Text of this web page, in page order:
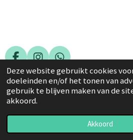
Deze website gebruikt cookies
doeleinden en/of het tonen van
gebruik te blijven maken van de
akkoord.
Akkoord
F
A
C
E
B
K
I
N
S
T
A
W
H
A
T
P
© 2025 Margot Schoone Fotografie -
mail: info@margotschoonefotografie.nl -
E-mailadres